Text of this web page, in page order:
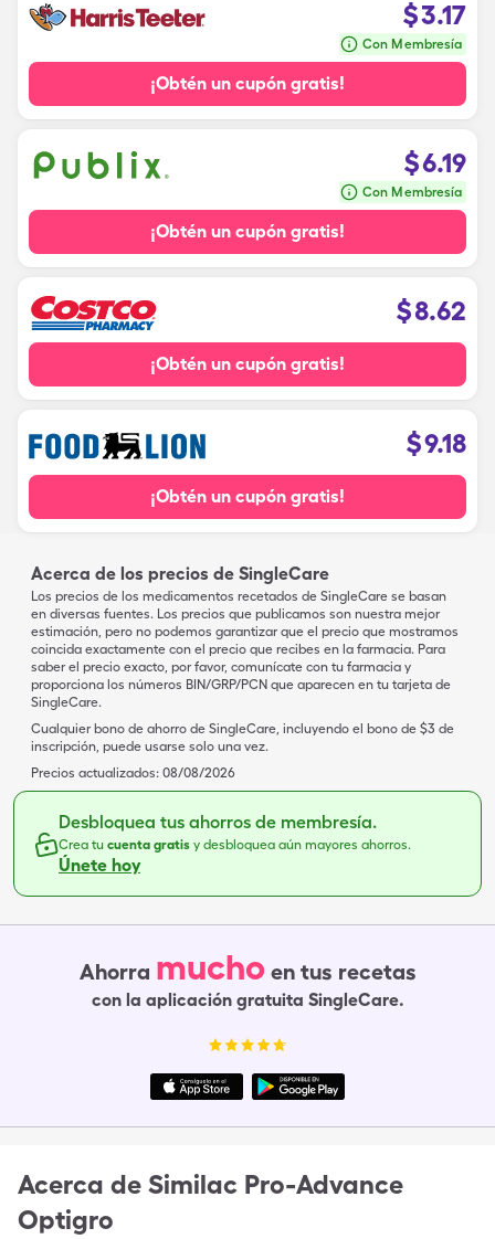
$3.17
Con Membresía
¡Obtén un cupón gratis!
$6.19
Con Membresía
¡Obtén un cupón gratis!
$8.62
¡Obtén un cupón gratis!
$9.18
¡Obtén un cupón gratis!
Acerca de los precios de SingleCare
Los precios de los medicamentos recetados de SingleCare se basan
en diversas fuentes. Los precios que publicamos son nuestra mejor
estimación, pero no podemos garantizar que el precio que mostramos
coincida exactamente con el precio que recibes en la farmacia. Para
saber el precio exacto, por favor, comunícate con tu farmacia y
proporciona los números BIN/GRP/PCN que aparecen en tu tarjeta de
SingleCare.
Cualquier bono de ahorro de SingleCare, incluyendo el bono de $3 de
inscripción, puede usarse solo una vez.
Precios actualizados: 08/08/2026
Desbloquea tus ahorros de membresía.
Crea tu cuenta gratis y desbloquea aún mayores ahorros.
Únete hoy
Ahorra mucho en tus recetas
con la aplicación gratuita SingleCare.
Acerca de Similac Pro-Advance
Optigro